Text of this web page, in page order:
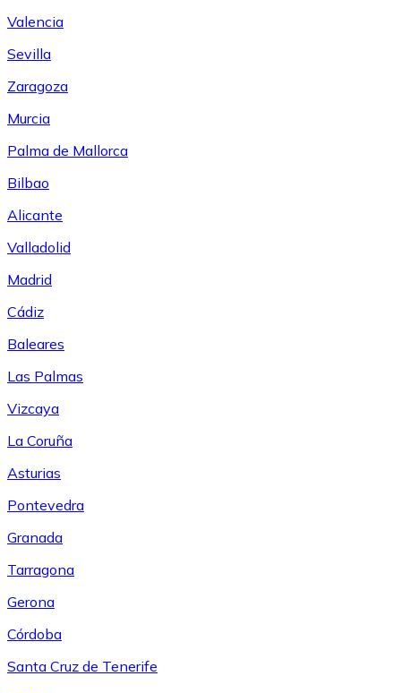
Valencia
Sevilla
Zaragoza
Murcia
Palma de Mallorca
Bilbao
Alicante
Valladolid
Madrid
Cádiz
Baleares
Las Palmas
Vizcaya
La Coruña
Asturias
Pontevedra
Granada
Tarragona
Gerona
Córdoba
Santa Cruz de Tenerife